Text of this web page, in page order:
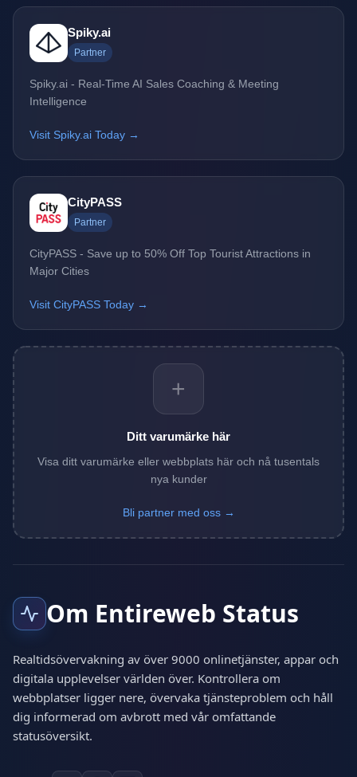
Spiky.ai
Partner
Spiky.ai - Real-Time AI Sales Coaching & Meeting
Intelligence
Visit Spiky.ai Today →
CityPASS
Partner
CityPASS - Save up to 50% Off Top Tourist Attractions in
Major Cities
Visit CityPASS Today →
+
Ditt varumärke här
Visa ditt varumärke eller webbplats här och nå tusentals
nya kunder
Bli partner med oss →
Om Entireweb Status
Realtidsövervakning av över 9000 onlinetjänster, appar och
digitala upplevelser världen över. Kontrollera om
webbplatser ligger nere, övervaka tjänsteproblem och håll
dig informerad om avbrott med vår omfattande
statusöversikt.